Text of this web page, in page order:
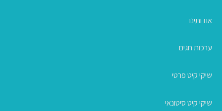
אודותינו
ערכות חגים
שיקי קיט פרטי
שיקי קיט סיטונאי